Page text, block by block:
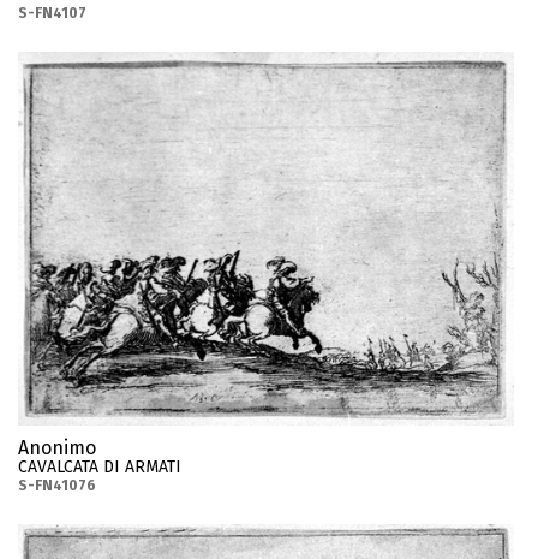
S-FN4107
Anonimo
CAVALCATA DI ARMATI
S-FN41076